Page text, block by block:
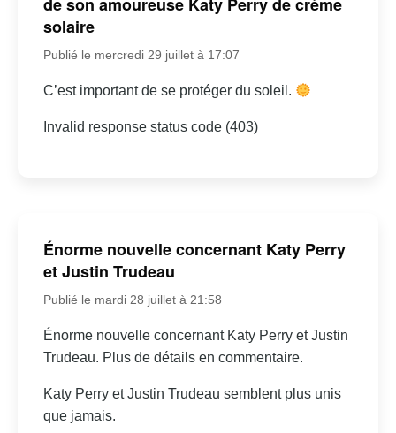
solaire
Publié le mercredi 29 juillet à 17:07
C’est important de se protéger du soleil.
Invalid response status code (403)
Énorme nouvelle concernant Katy Perry
et Justin Trudeau
Publié le mardi 28 juillet à 21:58
Énorme nouvelle concernant Katy Perry et Justin
Trudeau. Plus de détails en commentaire.
Katy Perry et Justin Trudeau semblent plus unis
que jamais.